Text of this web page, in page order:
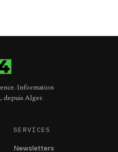
Information
depuis Alger.
SERVICES
Newsletters